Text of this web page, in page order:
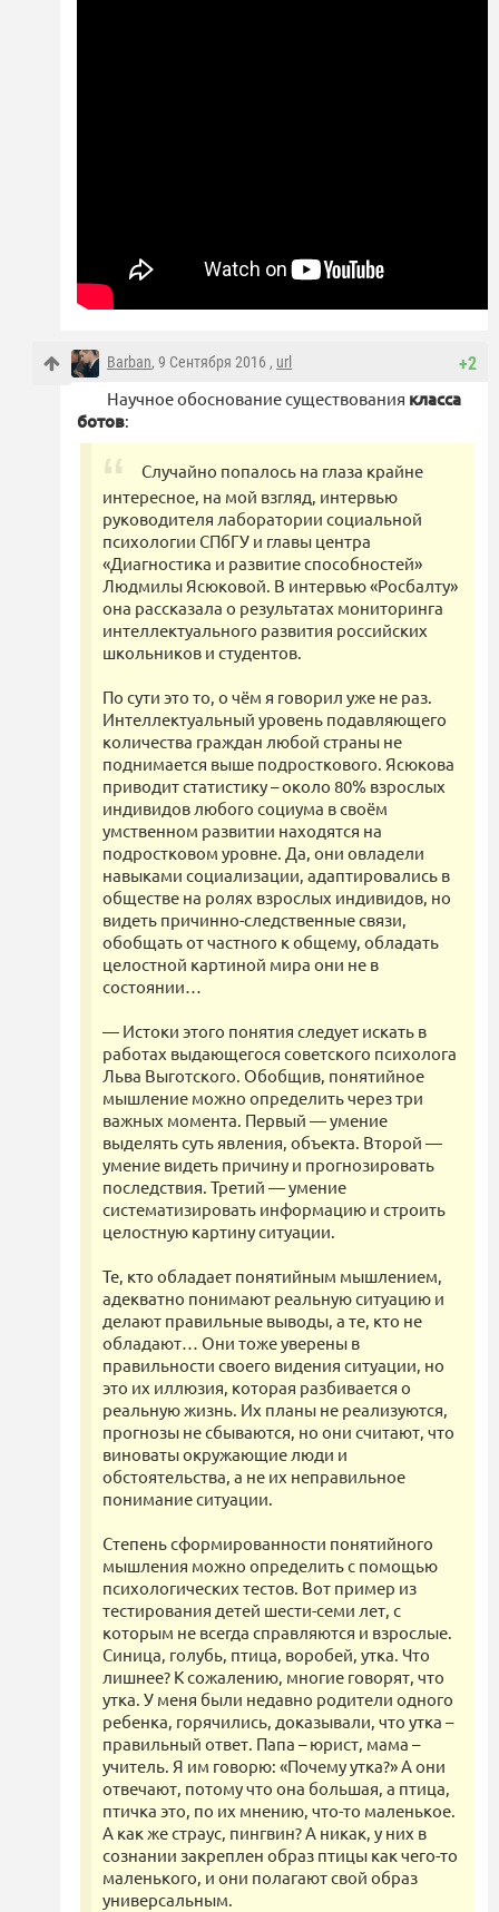
+2
Barban, 9 Сентября 2016 , url
Научное обоснование существования класса
ботов:
Случайно попалось на глаза крайне
интересное, на мой взгляд, интервью
руководителя лаборатории социальной
психологии СПбГУ и главы центра
«Диагностика и развитие способностей»
Людмилы Ясюковой. В интервью «Росбалту»
она рассказала о результатах мониторинга
интеллектуального развития российских
школьников и студентов.
По сути это то, о чём я говорил уже не раз.
Интеллектуальный уровень подавляющего
количества граждан любой страны не
поднимается выше подросткового. Ясюкова
приводит статистику – около 80% взрослых
индивидов любого социума в своём
умственном развитии находятся на
подростковом уровне. Да, они овладели
навыками социализации, адаптировались в
обществе на ролях взрослых индивидов, но
видеть причинно-следственные связи,
обобщать от частного к общему, обладать
целостной картиной мира они не в
состоянии…
— Истоки этого понятия следует искать в
работах выдающегося советского психолога
Льва Выготского. Обобщив, понятийное
мышление можно определить через три
важных момента. Первый — умение
выделять суть явления, объекта. Второй —
умение видеть причину и прогнозировать
последствия. Третий — умение
систематизировать информацию и строить
целостную картину ситуации.
Те, кто обладает понятийным мышлением,
адекватно понимают реальную ситуацию и
делают правильные выводы, а те, кто не
обладают… Они тоже уверены в
правильности своего видения ситуации, но
это их иллюзия, которая разбивается о
реальную жизнь. Их планы не реализуются,
прогнозы не сбываются, но они считают, что
виноваты окружающие люди и
обстоятельства, а не их неправильное
понимание ситуации.
Степень сформированности понятийного
мышления можно определить с помощью
психологических тестов. Вот пример из
тестирования детей шести-семи лет, с
которым не всегда справляются и взрослые.
Синица, голубь, птица, воробей, утка. Что
лишнее? К сожалению, многие говорят, что
утка. У меня были недавно родители одного
ребенка, горячились, доказывали, что утка –
правильный ответ. Папа – юрист, мама –
учитель. Я им говорю: «Почему утка?» А они
отвечают, потому что она большая, а птица,
птичка это, по их мнению, что-то маленькое.
А как же страус, пингвин? А никак, у них в
сознании закреплен образ птицы как чего-то
маленького, и они полагают свой образ
универсальным.